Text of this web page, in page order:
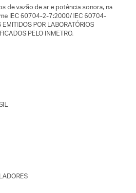
de vazão de ar e potência sonora, na
IEC 60704-2-7:2000/ IEC 60704-
POR LABORATÓRIOS
PELO INMETRO.